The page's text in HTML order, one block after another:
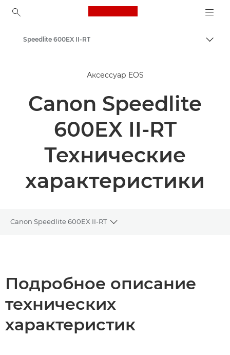
Canon Logo, back to
Speedlite 600EX II-RT
Аксессуар EOS
Canon Speedlite
600EX II-RT
Технические
характеристики
Canon Speedlite 600EX II-RT
Toggle breadcrumbs
Подробное описание
технических
характеристик